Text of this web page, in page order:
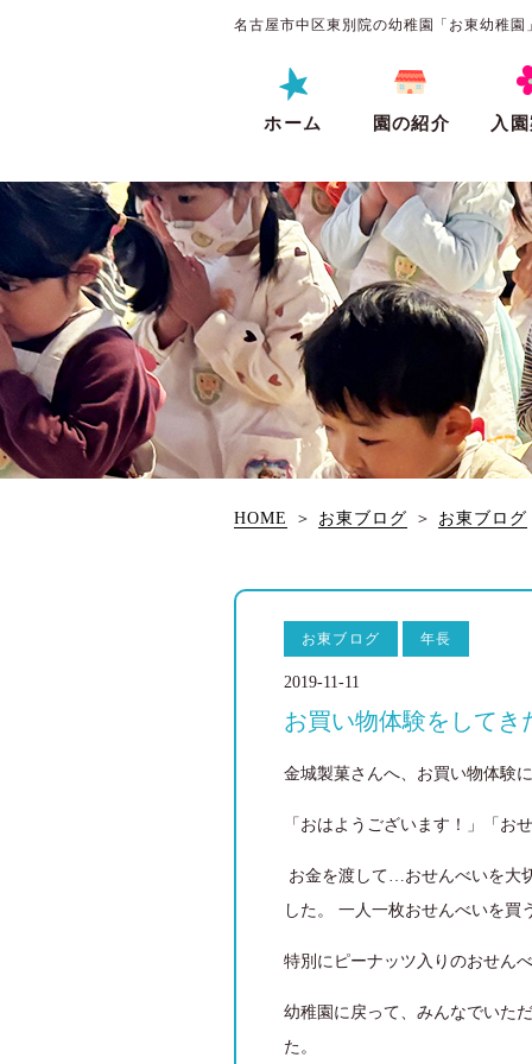
名古屋市中区東別院の幼稚園「お東幼稚園
ホーム 園の紹介 入
HOME ＞ お東ブログ ＞ お東ブログ
お東ブログ 年長
2019-11-11
お買い物体験をしてき
金城製菓さんへ、お買い物体験
「おはようございます！」「お
お金を渡して…おせんべいを大
した。 一人一枚おせんべいを買
特別にピーナッツ入りのおせん
幼稚園に戻って、みんなでいた
た。